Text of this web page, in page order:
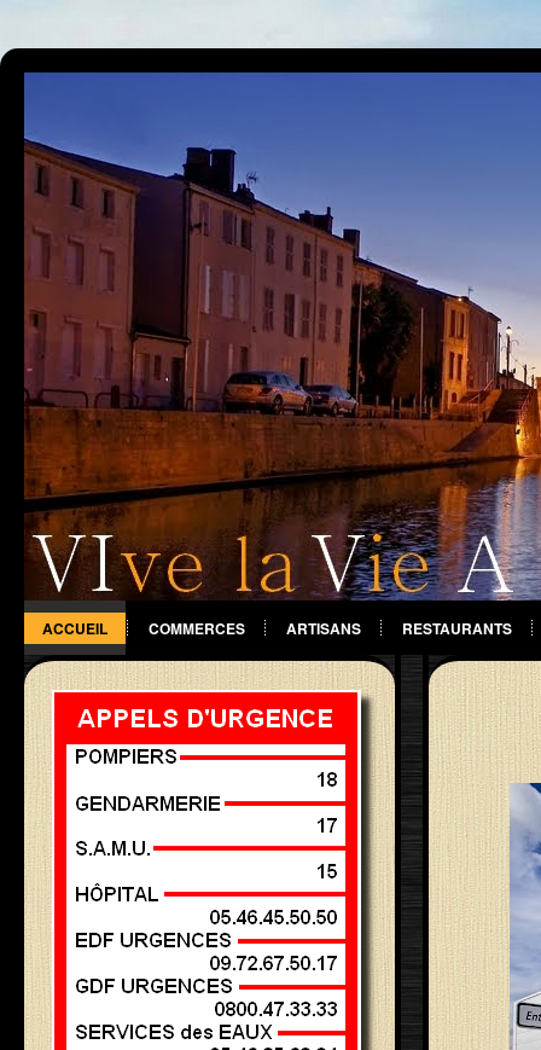
ACCUEIL COMMERCES ARTISANS RESTAURANTS
DIVERS